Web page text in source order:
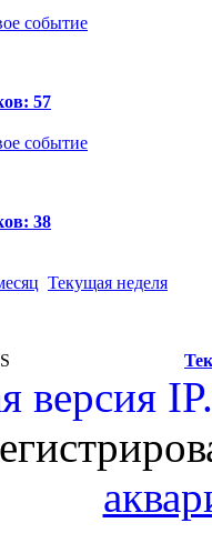
событие
57
событие
38
Текущая неделя
версия